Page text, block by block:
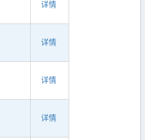
详情
详情
详情
详情